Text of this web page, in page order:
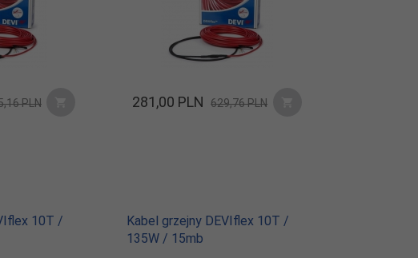
PLN 281,00 PLN 629,76 PLN
10T /
Kabel grzejny DEVIflex 10T /
135W / 15mb